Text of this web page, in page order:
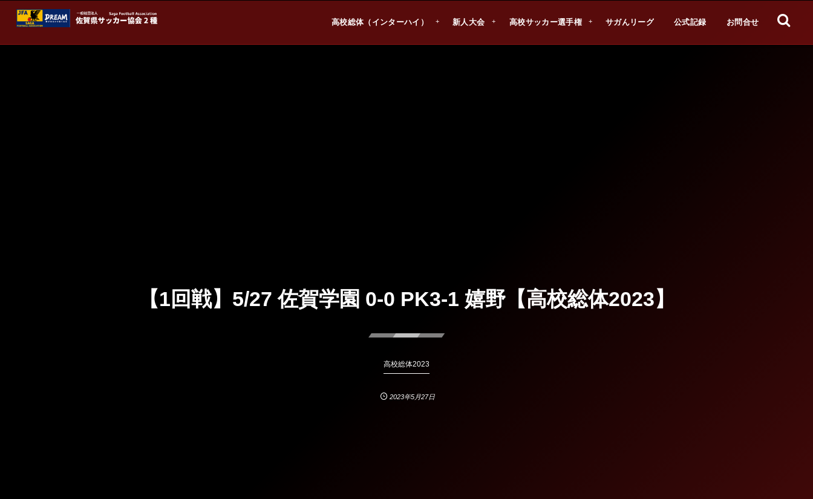
高校総体（インターハイ） 新人大会 高校サッカー選手権 サガんリーグ 公式記録 お問合せ
【1回戦】5/27 佐賀学園 0-0 PK3-1 嬉野【高校総体2023】
高校総体2023
2023年5月27日